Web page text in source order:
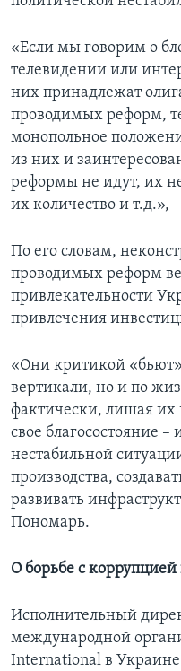
«Если мы говорим о
телевидении или
них принадлежат
проводимых реформ,
монопольное
из них и
реформы не идут, их
их количество и т.д.»,
По его словам,
проводимых реформ
привлекательности
привлечения
«Они критикой
вертикали, но и по
фактически, лишая их
свое благосостояние –
нестабильной
производства,
развивать
Пономарь.
О борьбе с коррупцией
Исполнительный
международной
International в